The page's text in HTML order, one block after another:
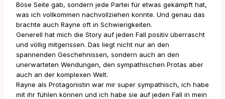
Böse Seite gab, sondern jede Partei für etwas gekämpft hat,
was ich vollkommen nachvollziehen konnte. Und genau das
brachte auch Rayne oft in Schwierigkeiten.
Generell hat mich die Story auf jeden Fall positiv überrascht
und völlig mitgerissen. Das liegt nicht nur an den
spannenden Geschehnissen, sondern auch an den
unerwarteten Wendungen, den sympathischen Protas aber
auch an der komplexen Welt.
Rayne als Protagonistin war mir super sympathisch, ich habe
mit ihr fühlen können und ich habe sie auf jeden Fall in mein